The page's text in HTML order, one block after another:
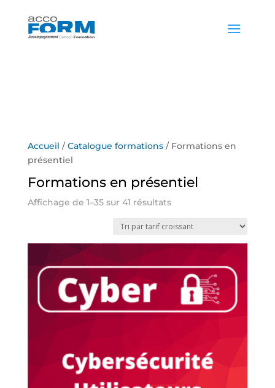
Accueil /Catalogue formations/ Formations en
présentiel
Formations en présentiel
Affichage de 1–35 sur 41 résultatsTrié
prix
croissant